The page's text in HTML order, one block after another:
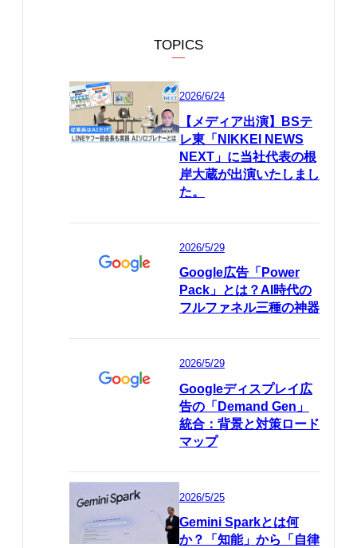
TOPICS
2026/6/24
【メディア出演】BSテ
レ東「NIKKEI NEWS
NEXT」に当社代表の根
岸大蔵が出演いたしまし
た。
2026/5/29
Google広告「Power
Pack」とは？AI時代の
フルファネル三種の神器
2026/5/29
Googleディスプレイ広
告の「Demand Gen」
統合：背景と対策ロード
マップ
2026/5/25
Gemini Sparkとは何
か？「知能」から「自律